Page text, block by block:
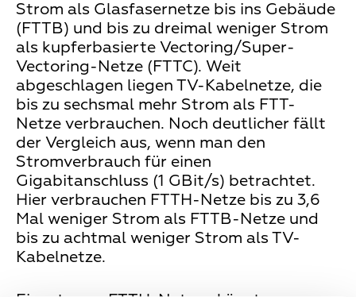
Strom als Glasfasernetze bis ins Gebäude
(FTTB) und bis zu dreimal weniger Strom
als kupferbasierte Vectoring/Super-
Vectoring-Netze (FTTC). Weit
abgeschlagen liegen TV-Kabelnetze, die
bis zu sechsmal mehr Strom als FTT-
Netze verbrauchen. Noch deutlicher fällt
der Vergleich aus, wenn man den
Stromverbrauch für einen
Gigabitanschluss (1 GBit/s) betrachtet.
Hier verbrauchen FTTH-Netze bis zu 3,6
Mal weniger Strom als FTTB-Netze und
bis zu achtmal weniger Strom als TV-
Kabelnetze.